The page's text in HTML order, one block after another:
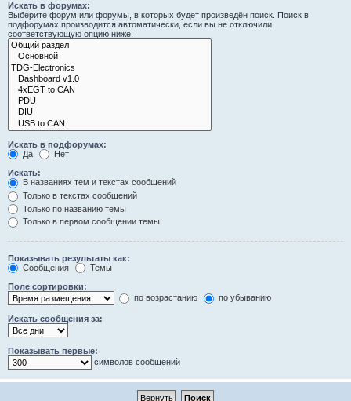
Искать в форумах:
Выберите форум или форумы, в которых будет произведён поиск. Поиск в
подфорумах производится автоматически, если вы не отключили
соответствующую опцию ниже.
Искать в подфорумах:
Да
Нет
Искать:
В названиях тем и текстах сообщений
Только в текстах сообщений
Только по названию темы
Только в первом сообщении темы
Показывать результаты как:
Сообщения
Темы
Поле сортировки:
по возрастанию
по убыванию
Искать сообщения за:
Показывать первые:
символов сообщений